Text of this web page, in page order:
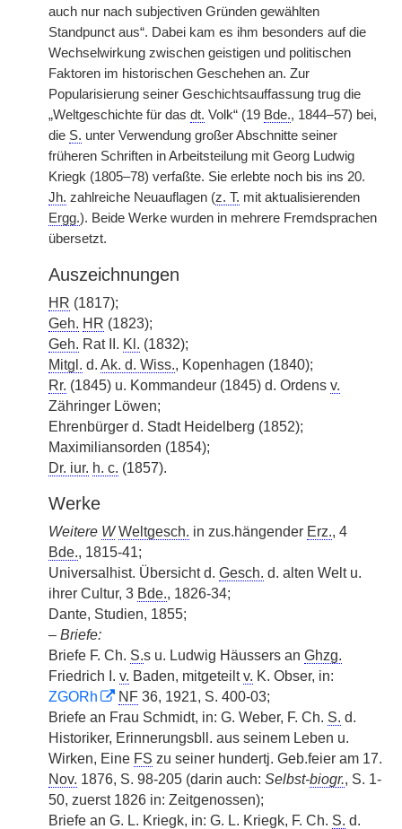
auch nur nach subjectiven Gründen gewählten
Standpunct aus“. Dabei kam es ihm besonders auf die
Wechselwirkung zwischen geistigen und politischen
Faktoren im historischen Geschehen an. Zur
Popularisierung seiner Geschichtsauffassung trug die
„Weltgeschichte für das dt. Volk“ (19 Bde., 1844–57) bei,
die S. unter Verwendung großer Abschnitte seiner
früheren Schriften in Arbeitsteilung mit Georg Ludwig
Kriegk (1805–78) verfaßte. Sie erlebte noch bis ins 20.
Jh. zahlreiche Neuauflagen (z. T. mit aktualisierenden
Ergg.). Beide Werke wurden in mehrere Fremdsprachen
übersetzt.
Auszeichnungen
HR (1817);
Geh. HR (1823);
Geh. Rat II. Kl. (1832);
Mitgl. d. Ak. d. Wiss., Kopenhagen (1840);
Rr. (1845) u. Kommandeur (1845) d. Ordens v.
Zähringer Löwen;
Ehrenbürger d. Stadt Heidelberg (1852);
Maximiliansorden (1854);
Dr. iur. h. c. (1857).
Werke
Weitere W Weltgesch. in zus.hängender Erz., 4
Bde., 1815-41;
Universalhist. Übersicht d. Gesch. d. alten Welt u.
ihrer Cultur, 3 Bde., 1826-34;
Dante, Studien, 1855;
– Briefe:
Briefe F. Ch. S.s u. Ludwig Häussers an Ghzg.
Friedrich I. v. Baden, mitgeteiltv. K. Obser, in:
ZGORh
NF 36, 1921, S. 400-03;
Briefe an Frau Schmidt, in: G. Weber, F. Ch. S. d.
Historiker, Erinnerungsbll. aus seinem Leben u.
Wirken, Eine FS zu seiner hundertj. Geb.feier am 17.
Nov. 1876, S. 98-205 (darin auch: Selbst-biogr., S. 1-
50, zuerst 1826 in: Zeitgenossen);
Briefe an G. L. Kriegk, in: G. L. Kriegk, F. Ch. S. d.